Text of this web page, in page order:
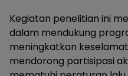
Kegiatan penelitian ini
dalam mendukung
meningkatkan
mendorong partisipasi